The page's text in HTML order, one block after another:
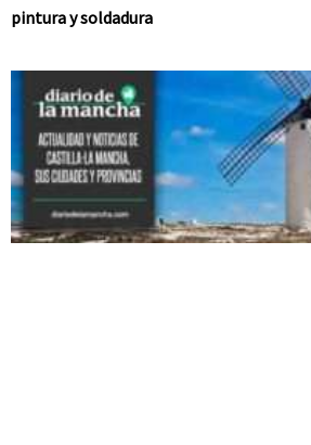
pintura y soldadura